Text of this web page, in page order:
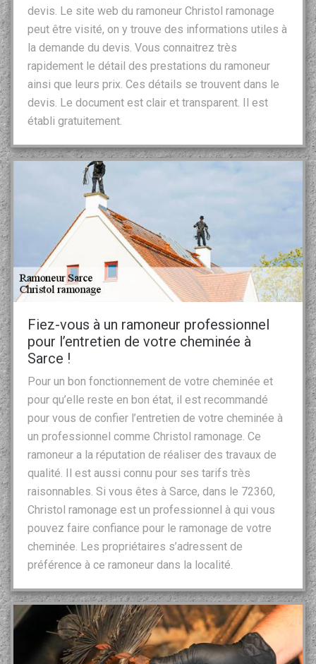
devis. Le site web du ramoneur Christol ramonage
peut être visité, on y trouve des informations utiles à
la demande du devis. Vous connaitrez très
rapidement le détail des prestations du ramoneur
ainsi que leurs prix. Ces détails se trouvent dans le
devis. Le document est clair et transparent. Il est
établi gratuitement.
Fiez-vous à un ramoneur professionnel
pour l’entretien de votre cheminée à
Sarce !
Pour un bon fonctionnement de votre cheminée et
pour qu’elle reste en bon état, il est recommandé
pour vous de confier l’entretien de votre cheminée à
un professionnel comme Christol ramonage. Ce
ramoneur a la réputation de réaliser des travaux de
qualité. Il est aussi connu pour ses tarifs très
raisonnables. Si vous êtes à Sarce, dans le 72360,
Christol ramonage est un professionnel à qui vous
pouvez faire confiance pour le ramonage de votre
cheminée. Les propriétaires s’adressent de
préférence à ce ramoneur dans la localité.